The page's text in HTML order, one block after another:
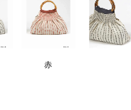
赤